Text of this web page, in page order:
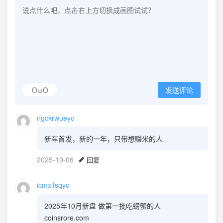
OωO 发送评论
ngckrwueyc
新车首发，新的一年，只带想赚米的人
2025-10-06 回复
icmxlfsqyc
2025年10月新盘 做第一批吃螃蟹的人
coinsrore.com